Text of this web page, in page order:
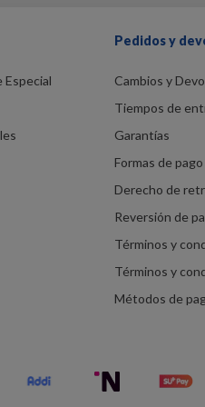
Especial
Pedidos y
Cambios y
Tiempos de
Garantías
Formas de
Derecho de
Reversión de
Términos y
Términos y
Métodos de